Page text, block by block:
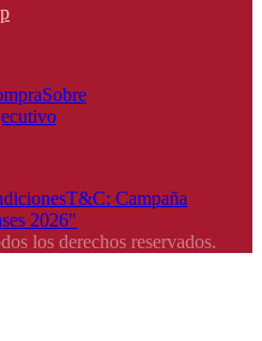
Sobre
T&C: Campaña
2026"
los derechos reservados.